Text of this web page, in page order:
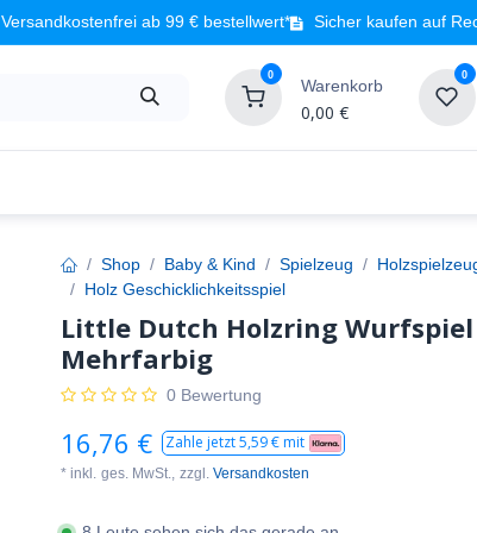
Versandkostenfrei ab 99 € bestellwert* Sicher kaufen auf
0
Warenkorb
0,00 €
0
Shop Baby & Kind Spielzeug
Holz Geschicklichkeitsspiel
Little Dutch Holzring Wurfspiel
Mehrfarbig
0 Bewertung
16,76 € Zahle jetzt5,59€ mit
* inkl. ges. MwSt., zzgl. Versandkosten